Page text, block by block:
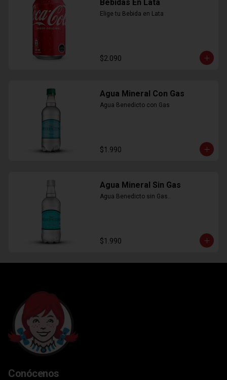
Bebidas En Lata
Elige tu Bebida en Lata
$2.090
Agua Mineral Con Gas
Agua Benedicto con Gas
$1.990
Agua Mineral Sin Gas
Agua Benedicto sin Gas..
$1.990
Conócenos